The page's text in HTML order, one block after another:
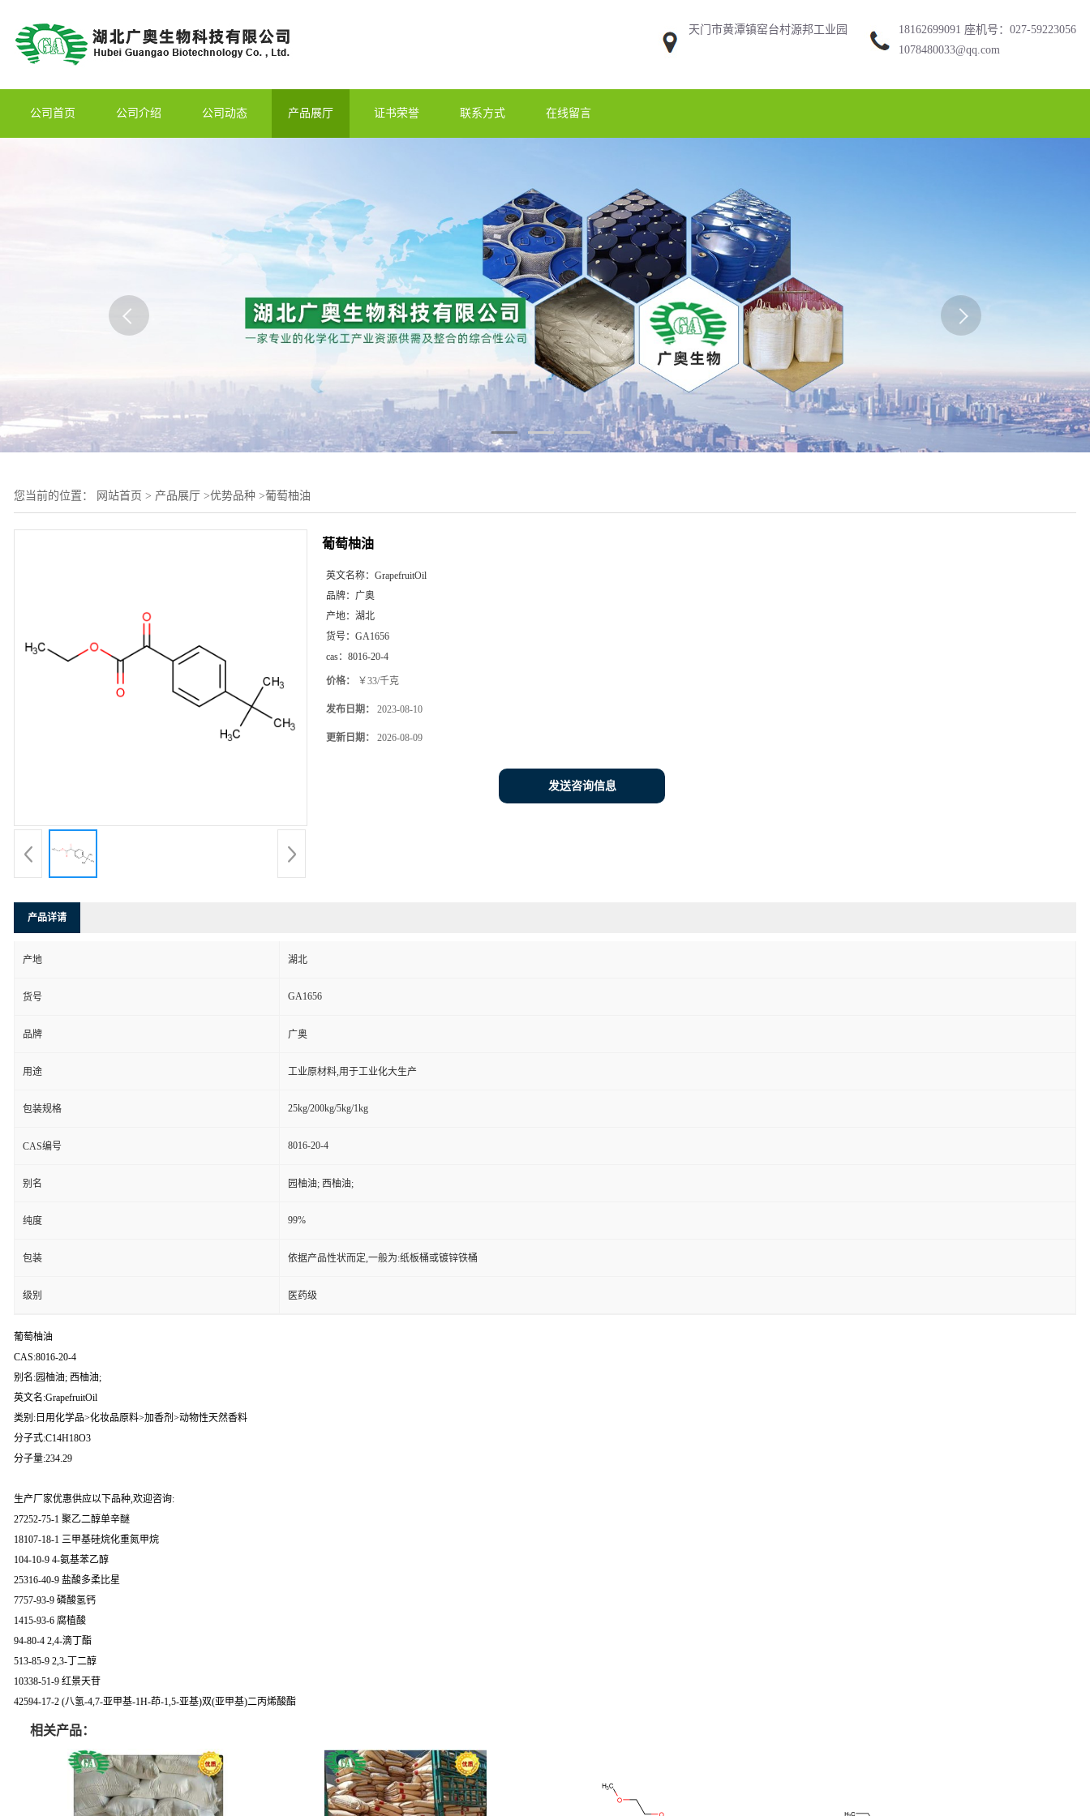
天门市黄潭镇窑台村源邦工业园
18162699091 座机号：027-59223056
1078480033@qq.com
公司首页 公司介绍 公司动态 产品展厅 证书荣誉 联系方式 在线留言
您当前的位置： 网站首页 > 产品展厅 >优势品种 >葡萄柚油
葡萄柚油
英文名称： GrapefruitOil
品牌： 广奥
产地： 湖北
货号： GA1656
cas： 8016-20-4
价格： ￥33/千克
发布日期： 2023-08-10
更新日期： 2026-08-09
发送咨询信息
产品详请
产地 湖北
货号 GA1656
品牌 广奥
用途 工业原材料,用于工业化大生产
包装规格 25kg/200kg/5kg/1kg
CAS编号 8016-20-4
别名 园柚油; 西柚油;
纯度 99%
包装 依据产品性状而定,一般为:纸板桶或镀锌铁桶
级别 医药级
葡萄柚油
CAS:8016-20-4
别名:园柚油; 西柚油;
英文名:GrapefruitOil
类别:日用化学品>化妆品原料>加香剂>动物性天然香料
分子式:C14H18O3
分子量:234.29
生产厂家优惠供应以下品种,欢迎咨询:
27252-75-1 聚乙二醇单辛醚
18107-18-1 三甲基硅烷化重氮甲烷
104-10-9 4-氨基苯乙醇
25316-40-9 盐酸多柔比星
7757-93-9 磷酸氢钙
1415-93-6 腐植酸
94-80-4 2,4-滴丁酯
513-85-9 2,3-丁二醇
10338-51-9 红景天苷
42594-17-2 (八氢-4,7-亚甲基-1H-茚-1,5-亚基)双(亚甲基)二丙烯酸酯
相关产品：